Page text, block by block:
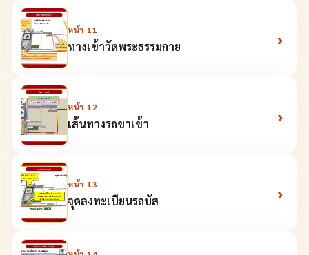
หน้า 11
ทางเข้าวัดพระธรรมกาย ›
หน้า 12
เส้นทางรถขาเข้า ›
หน้า 13
จุดลงทะเบียนรถบัส ›